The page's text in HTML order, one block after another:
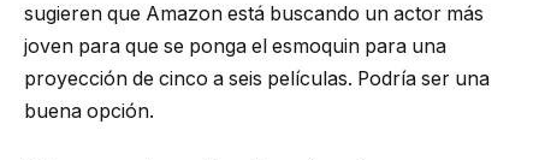
sugieren que Amazon está buscando un actor más
joven para que se ponga el esmoquin para una
proyección de cinco a seis películas. Podría ser una
buena opción.